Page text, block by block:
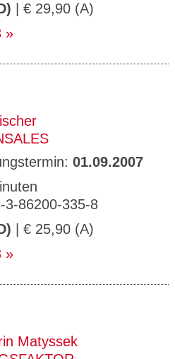
| € 29,90 (A)
01.09.2007
3-86200-335-8
| € 25,90 (A)
Matyssek